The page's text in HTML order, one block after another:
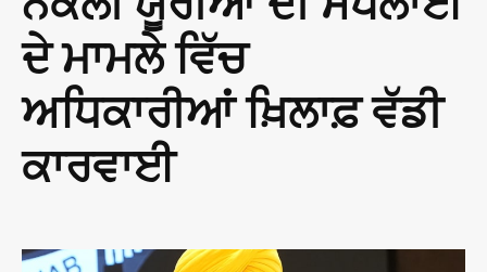
ਦੇ ਮਾਮਲੇ ਵਿੱਚ
ਅਧਿਕਾਰੀਆਂ ਖ਼ਿਲਾਫ਼ ਵੱਡੀ
ਕਾਰਵਾਈ